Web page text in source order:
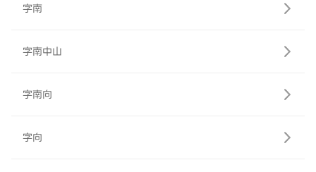
字南
字南中山
字南向
字向